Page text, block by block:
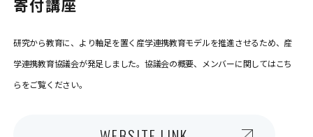
寄付講座
研究から教育に、より軸足を置く産学連携教育モデルを推進させるため、産
学連携教育協議会が発足しました。協議会の概要、メンバーに関してはこち
らをご覧ください。